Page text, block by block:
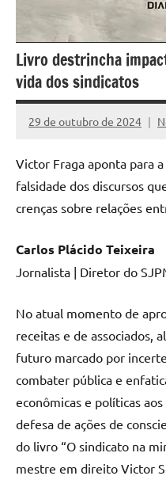
Livro destrincha
vida dos sindicatos
29 de outubro de 2024
Assessoria
Victor Fraga aponta para
falsidade dos discursos
crenças sobre relações
Carlos Plácido Teixeira
Jornalista | Diretor do
No atual momento de
receitas e de associados,
futuro marcado por
combater pública e
econômicas e políticas
defesa de ações de
do livro “O sindicato na
mestre em direito Victor